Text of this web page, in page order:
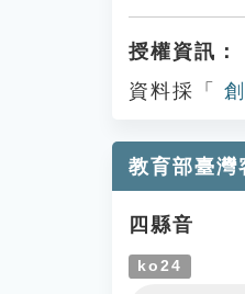
授權資訊：
資料採「
教育部臺灣
四縣音
ko24